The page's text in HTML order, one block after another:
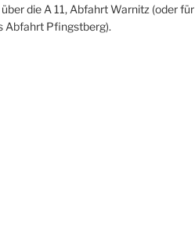
die A 11, Abfahrt Warnitz (oder für
Abfahrt Pfingstberg).